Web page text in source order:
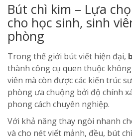
Bút chì kim – Lựa
cho học sinh, sinh
phòng
Trong thế giới bút viết hiện đại,
thành công cụ quen thuộc
viên mà còn được các kiến trúc
phòng ưa chuộng bởi độ chính
phong cách chuyên nghiệp.
Với khả năng thay ngòi nhanh
và cho nét viết mảnh, đều, bút